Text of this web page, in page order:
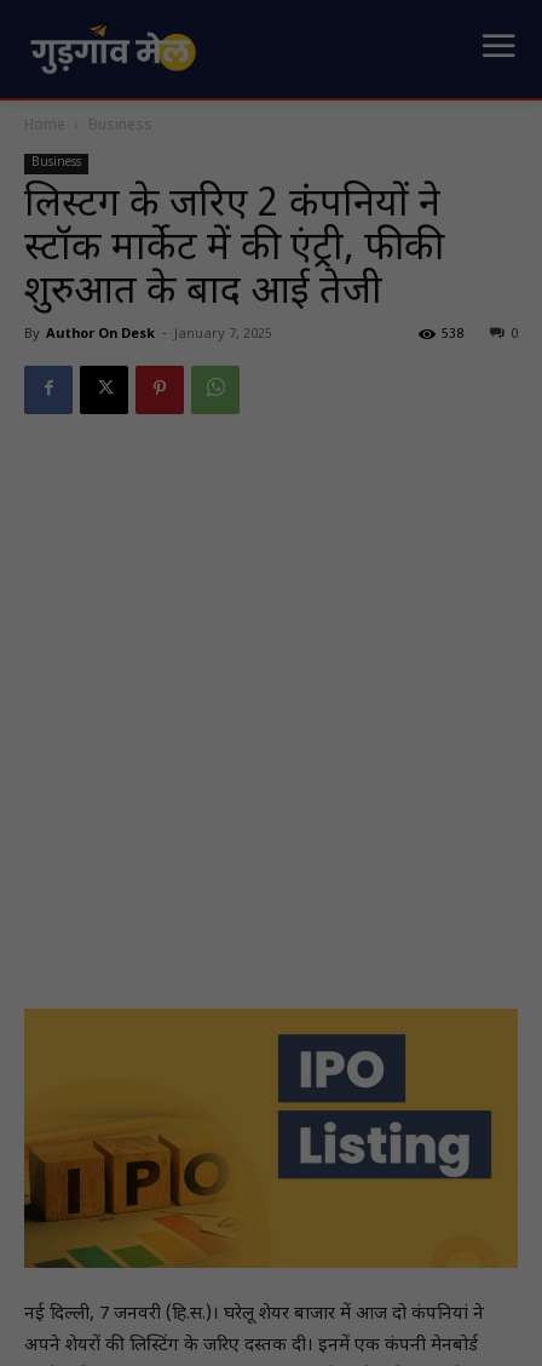
Home Business
Business
लिस्टिंग के जरिए 2 कंपनियों ने
स्टॉक मार्केट में की एंट्री, फीकी
शुरुआत के बाद आई तेजी
By Author On Desk - January 7, 2025 0
538
नई दिल्ली, 7 जनवरी (हि.स.)। घरेलू शेयर बाजार में आज दो कंपनियां ने
अपने शेयरों की लिस्टिंग के जरिए दस्तक दी। इनमें एक कंपनी मेनबोर्ड